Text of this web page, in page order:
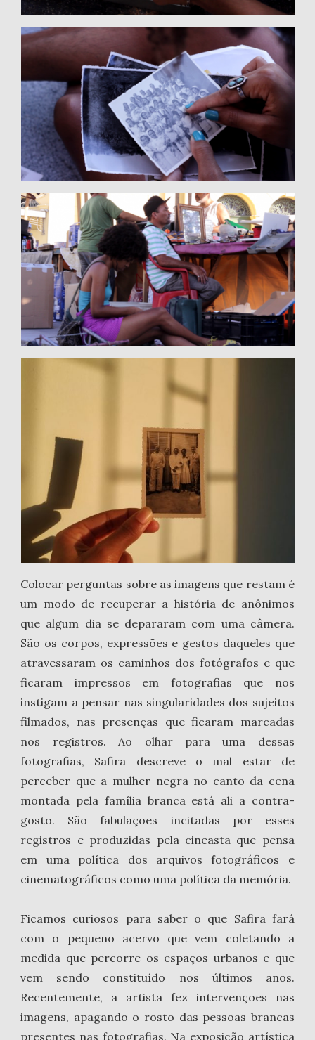
Colocar perguntas sobre as imagens que restam é
um modo de recuperar a história de anônimos
que algum dia se depararam com uma câmera.
São os corpos, expressões e gestos daqueles que
atravessaram os caminhos dos fotógrafos e que
ficaram impressos em fotografias que nos
instigam a pensar nas singularidades dos sujeitos
filmados, nas presenças que ficaram marcadas
nos registros. Ao olhar para uma dessas
fotografias, Safira descreve o mal estar de
perceber que a mulher negra no canto da cena
montada pela família branca está ali a contra-
gosto. São fabulações incitadas por esses
registros e produzidas pela cineasta que pensa
em uma política dos arquivos fotográficos e
cinematográficos como uma política da memória.
Ficamos curiosos para saber o que Safira fará
com o pequeno acervo que vem coletando a
medida que percorre os espaços urbanos e que
vem sendo constituído nos últimos anos.
Recentemente, a artista fez intervenções nas
imagens, apagando o rosto das pessoas brancas
presentes nas fotografias. Na exposição artística